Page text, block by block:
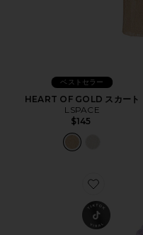
ベストセラー
HEART OF GOLD スカート
LSPACE
$145
Favorite